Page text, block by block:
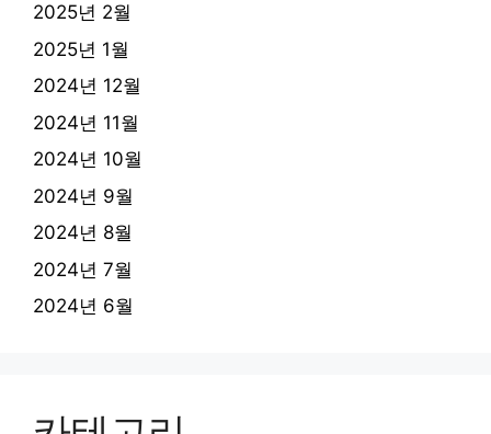
2025년 2월
2025년 1월
2024년 12월
2024년 11월
2024년 10월
2024년 9월
2024년 8월
2024년 7월
2024년 6월